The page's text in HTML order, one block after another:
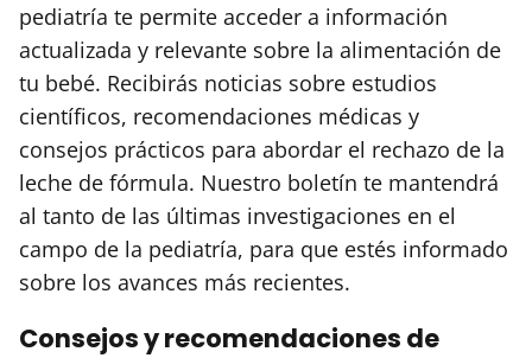
pediatría te permite acceder a información
actualizada y relevante sobre la alimentación de
tu bebé. Recibirás noticias sobre estudios
científicos, recomendaciones médicas y
consejos prácticos para abordar el rechazo de la
leche de fórmula. Nuestro boletín te mantendrá
al tanto de las últimas investigaciones en el
campo de la pediatría, para que estés informado
sobre los avances más recientes.
Consejos y recomendaciones de